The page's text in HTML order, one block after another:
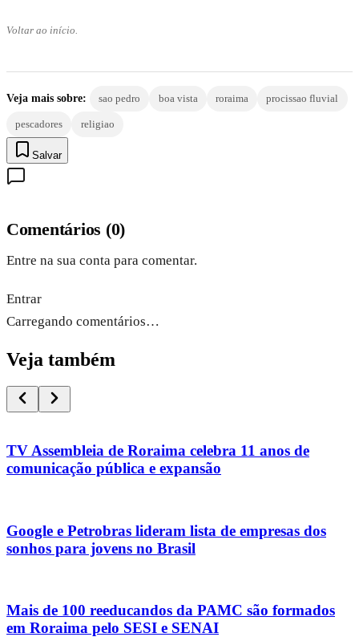
Voltar ao início.
Veja mais sobre: sao pedro boa vista roraima procissao fluvial
pescadores religiao
Salvar
Comentários (0)
Entre na sua conta para comentar.
Entrar
Carregando comentários…
Veja também
TV Assembleia de Roraima celebra 11 anos de
comunicação pública e expansão
Google e Petrobras lideram lista de empresas dos
sonhos para jovens no Brasil
Mais de 100 reeducandos da PAMC são formados
em Roraima pelo SESI e SENAI